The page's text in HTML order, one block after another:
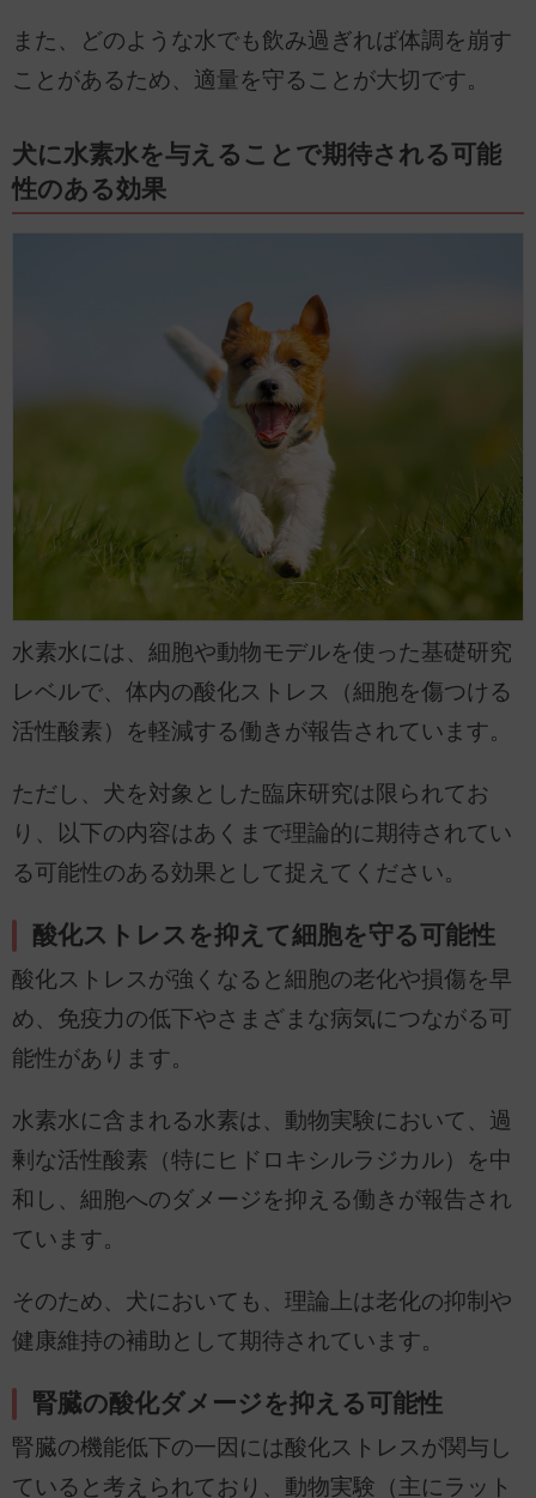
また、どのような水でも飲み過ぎれば体調を崩す
ことがあるため、適量を守ることが大切です。
犬に水素水を与えることで期待される可能
性のある効果
水素水には、細胞や動物モデルを使った基礎研究
レベルで、体内の酸化ストレス（細胞を傷つける
活性酸素）を軽減する働きが報告されています。
ただし、犬を対象とした臨床研究は限られてお
り、以下の内容はあくまで理論的に期待されてい
る可能性のある効果として捉えてください。
酸化ストレスを抑えて細胞を守る可能性
酸化ストレスが強くなると細胞の老化や損傷を早
め、免疫力の低下やさまざまな病気につながる可
能性があります。
水素水に含まれる水素は、動物実験において、過
剰な活性酸素（特にヒドロキシルラジカル）を中
和し、細胞へのダメージを抑える働きが報告され
ています。
そのため、犬においても、理論上は老化の抑制や
健康維持の補助として期待されています。
腎臓の酸化ダメージを抑える可能性
腎臓の機能低下の一因には酸化ストレスが関与し
ていると考えられており、動物実験（主にラット